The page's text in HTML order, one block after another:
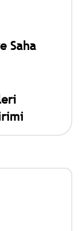
Saha